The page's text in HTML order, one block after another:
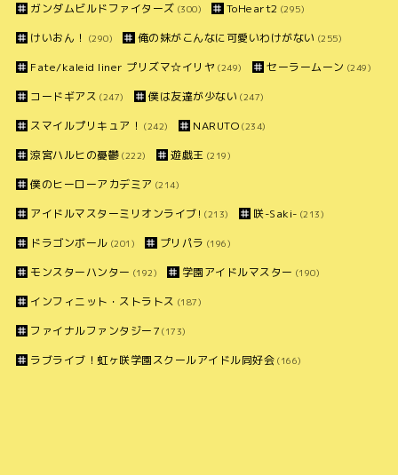
ガンダムビルドファイターズ (300) ToHeart2 (295)
けいおん！ (290) 俺の妹がこんなに可愛いわけがない (255)
Fate/kaleid liner プリズマ☆イリヤ (249) セーラームーン (249)
コードギアス (247) 僕は友達が少ない (247)
スマイルプリキュア！ (242) NARUTO (234)
涼宮ハルヒの憂鬱 (222) 遊戯王 (219)
僕のヒーローアカデミア (214)
アイドルマスターミリオンライブ! (213) 咲-Saki- (213)
ドラゴンボール (201) プリパラ (196)
モンスターハンター (192) 学園アイドルマスター (190)
インフィニット・ストラトス (187)
ファイナルファンタジー7 (173)
ラブライブ！虹ヶ咲学園スクールアイドル同好会 (166)